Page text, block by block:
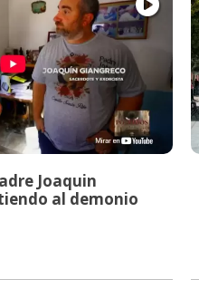
Joaquin
al demonio